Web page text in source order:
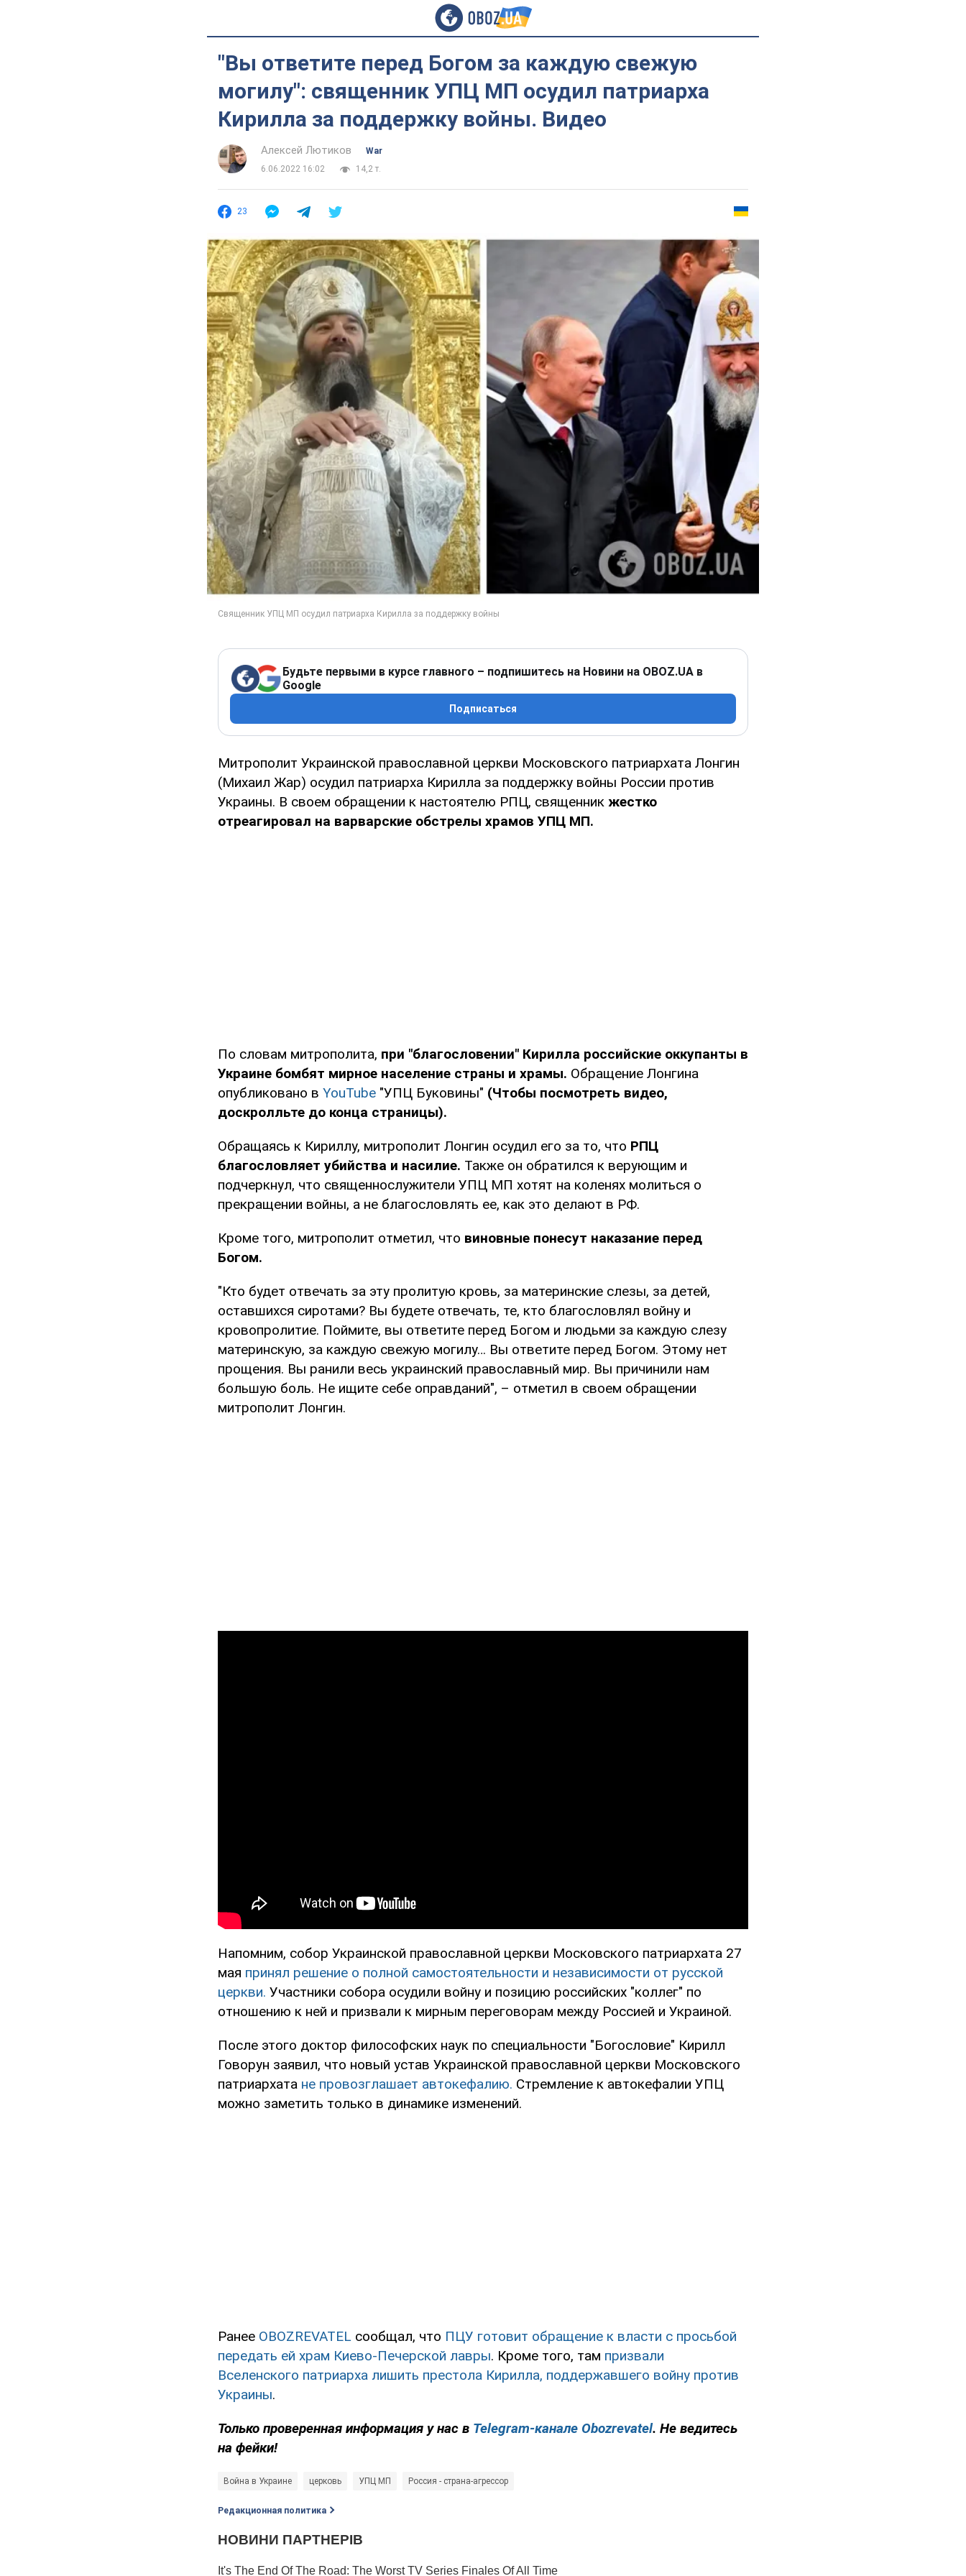
"Вы ответите перед Богом за каждую свежую
могилу": священник УПЦ МП осудил патриарха
Кирилла за поддержку войны. Видео
Алексей Лютиков
War
6.06.2022 16:02
14,2 т.
23
Будьте первыми в курсе главного – подпишитесь на Новини на OBOZ.UA в
Google
Подписаться
Митрополит Украинской православной церкви Московского патриархата Лонгин
(Михаил Жар) осудил патриарха Кирилла за поддержку войны России против
Украины. В своем обращении к настоятелю РПЦ, священник жестко
отреагировал на варварские обстрелы храмов УПЦ МП.
По словам митрополита, при "благословении" Кирилла российские оккупанты в
Украине бомбят мирное население страны и храмы. Обращение Лонгина
опубликовано в YouTube "УПЦ Буковины" (Чтобы посмотреть видео,
доскролльте до конца страницы).
Обращаясь к Кириллу, митрополит Лонгин осудил его за то, что РПЦ
благословляет убийства и насилие. Также он обратился к верующим и
подчеркнул, что священнослужители УПЦ МП хотят на коленях молиться о
прекращении войны, а не благословлять ее, как это делают в РФ.
Кроме того, митрополит отметил, что виновные понесут наказание перед
Богом.
"Кто будет отвечать за эту пролитую кровь, за материнские слезы, за детей,
оставшихся сиротами? Вы будете отвечать, те, кто благословлял войну и
кровопролитие. Поймите, вы ответите перед Богом и людьми за каждую слезу
материнскую, за каждую свежую могилу… Вы ответите перед Богом. Этому нет
прощения. Вы ранили весь украинский православный мир. Вы причинили нам
большую боль. Не ищите себе оправданий", – отметил в своем обращении
митрополит Лонгин.
Напомним, собор Украинской православной церкви Московского патриархата 27
мая принял решение о полной самостоятельности и независимости от русской
церкви. Участники собора осудили войну и позицию российских "коллег" по
отношению к ней и призвали к мирным переговорам между Россией и Украиной.
После этого доктор философских наук по специальности "Богословие" Кирилл
Говорун заявил, что новый устав Украинской православной церкви Московского
патриархата не провозглашает автокефалию. Стремление к автокефалии УПЦ
можно заметить только в динамике изменений.
Ранее OBOZREVATEL сообщал, что ПЦУ готовит обращение к власти с просьбой
передать ей храм Киево-Печерской лавры. Кроме того, там призвали
Вселенского патриарха лишить престола Кирилла, поддержавшего войну против
Украины.
Только проверенная информация у нас в Telegram-канале Obozrevatel. Не ведитесь
на фейки!
Война в Украине церковь УПЦ МП Россия - страна-агрессор
Редакционная политика